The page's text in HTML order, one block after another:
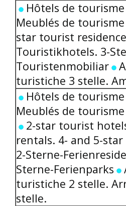
Hôtels de
Meublés de
star tourist
Touristikhotels. 3-
Touristenmobiliar
turistiche 3 stelle.
Hôtels de
Meublés de
2-star tourist
rentals. 4- and 5-
2-Sterne-
Sterne-Ferienparks
turistiche 2 stelle.
stelle.